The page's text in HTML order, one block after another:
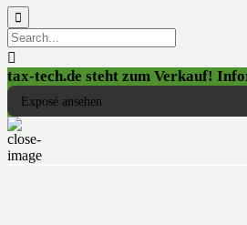


tax-tech.de steht zum Verkauf!
Exposé ansehen